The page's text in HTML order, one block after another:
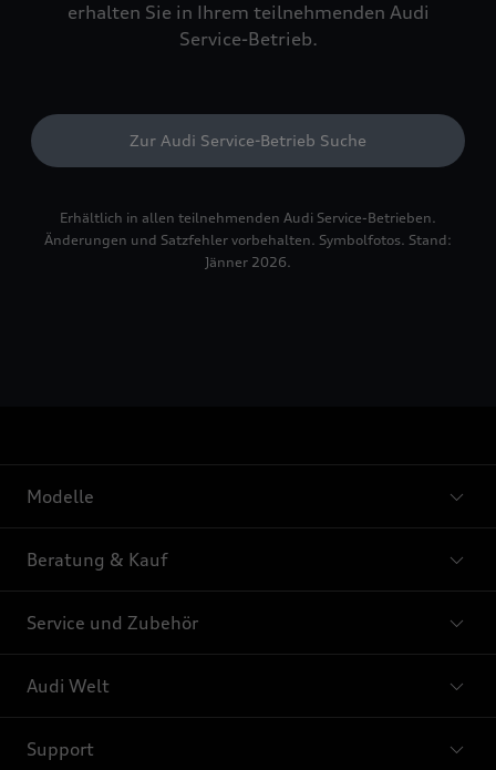
erhalten Sie in Ihrem teilnehmenden Audi
Service-Betrieb.
Zur Audi Service-Betrieb Suche
Erhältlich in allen teilnehmenden Audi Service-Betrieben.
Änderungen und Satzfehler vorbehalten. Symbolfotos. Stand:
Jänner 2026.
Modelle
Beratung & Kauf
Service und Zubehör
Audi Welt
Support